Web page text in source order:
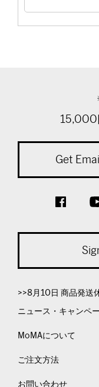
15,000
Get
>>8月10日 商品発送
ニュース・キャンペ
MoMAについて
ご注文方法
お問い合わせ